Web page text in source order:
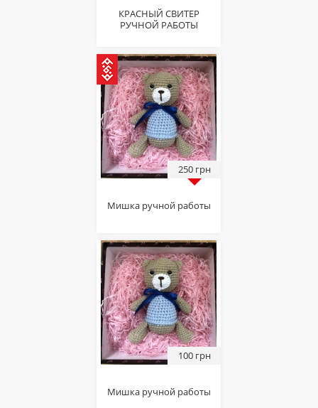
КРАСНЫЙ СВИТЕР
РУЧНОЙ РАБОТЫ
250 грн
Мишка ручной работы
100 грн
Мишка ручной работы